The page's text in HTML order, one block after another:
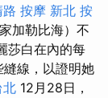
路 按摩 新北 按
加勒比海）不
莎白在內的每
線，以證明她
北 12月28日，